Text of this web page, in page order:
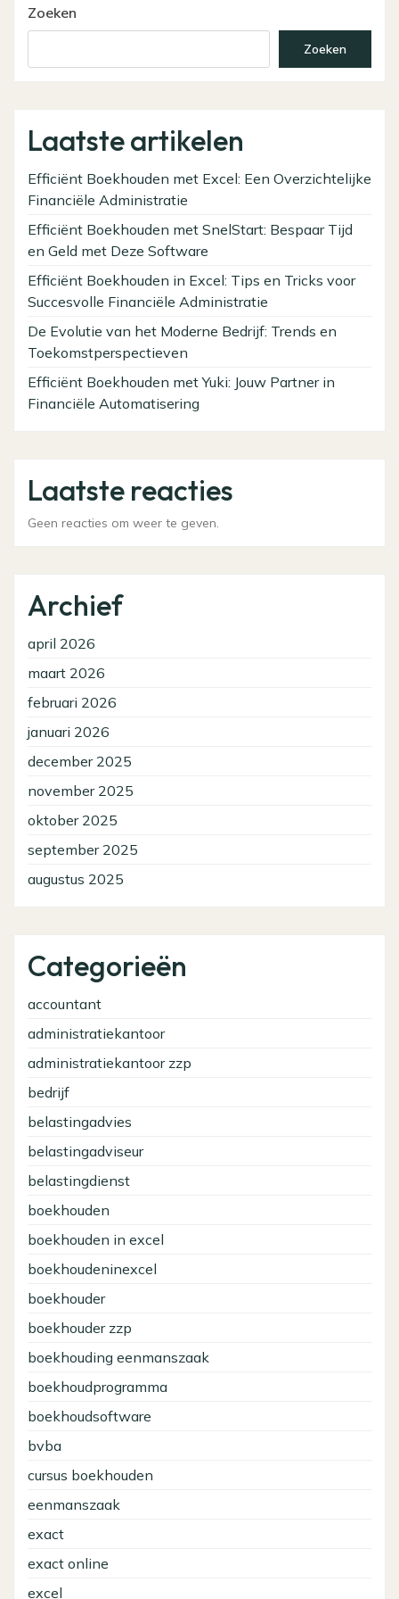
Zoeken
Zoeken
Laatste artikelen
Efficiënt Boekhouden met Excel: Een Overzichtelijke
Financiële Administratie
Efficiënt Boekhouden met SnelStart: Bespaar Tijd
en Geld met Deze Software
Efficiënt Boekhouden in Excel: Tips en Tricks voor
Succesvolle Financiële Administratie
De Evolutie van het Moderne Bedrijf: Trends en
Toekomstperspectieven
Efficiënt Boekhouden met Yuki: Jouw Partner in
Financiële Automatisering
Laatste reacties
Geen reacties om weer te geven.
Archief
april 2026
maart 2026
februari 2026
januari 2026
december 2025
november 2025
oktober 2025
september 2025
augustus 2025
Categorieën
accountant
administratiekantoor
administratiekantoor zzp
bedrijf
belastingadvies
belastingadviseur
belastingdienst
boekhouden
boekhouden in excel
boekhoudeninexcel
boekhouder
boekhouder zzp
boekhouding eenmanszaak
boekhoudprogramma
boekhoudsoftware
bvba
cursus boekhouden
eenmanszaak
exact
exact online
excel